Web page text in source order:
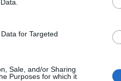
for Targeted
Sale, and/or Sharing
Purposes for which it